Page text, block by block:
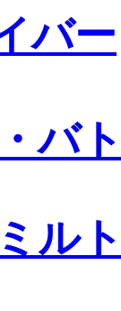
バー
バ
ル